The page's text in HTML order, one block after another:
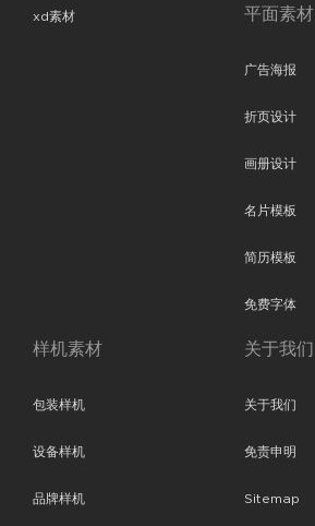
xd素材 平面素材
广告海报
折页设计
画册设计
名片模板
简历模板
免费字体
样机素材
包装样机
设备样机
品牌样机
关于我们
关于我们
免责申明
Sitemap